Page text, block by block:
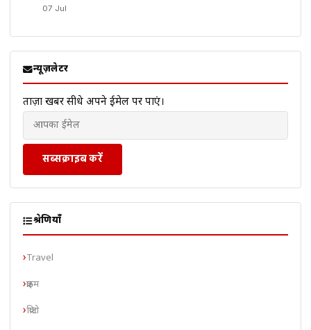
07 Jul
न्यूज़लेटर
ताज़ा खबरें सीधे अपने ईमेल पर पाएं।
सब्सक्राइब करें
श्रेणियाँ
Travel
क्राइम
क्रिप्टो